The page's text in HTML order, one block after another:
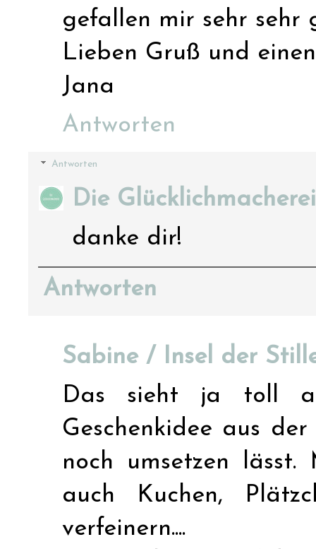
gefallen mir sehr sehr
Lieben Gruß und
Jana
Antworten
Antworten
Die Glücklichmacherei
danke dir!
Antworten
Sabine / Insel der
Das sieht ja toll
Geschenkidee aus
noch umsetzen
auch Kuchen,
verfeinern....